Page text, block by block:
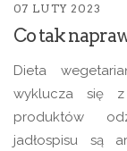
07 LUTY 2023
Co tak
Dieta
wyklucza się
produktów
jadłospisu są